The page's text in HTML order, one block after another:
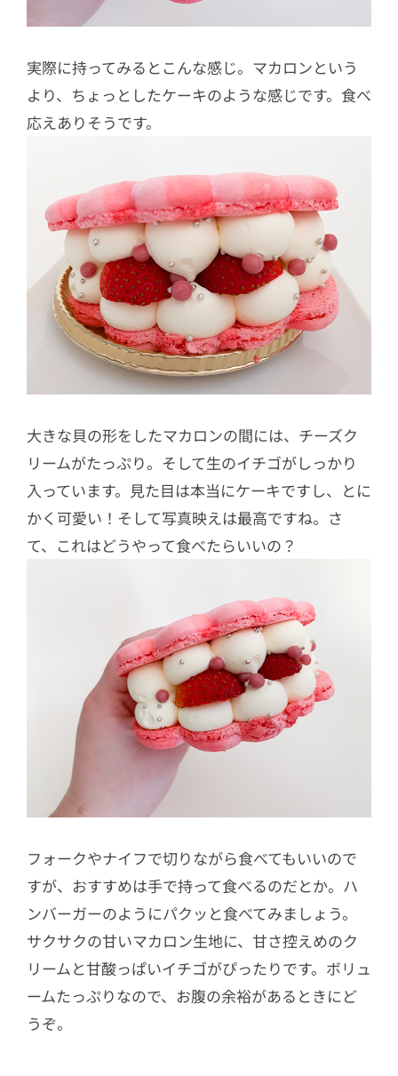
実際に持ってみるとこんな感じ。マカロンという
より、ちょっとしたケーキのような感じです。食べ
応えありそうです。
大きな貝の形をしたマカロンの間には、チーズク
リームがたっぷり。そして生のイチゴがしっかり
入っています。見た目は本当にケーキですし、とに
かく可愛い！そして写真映えは最高ですね。さ
て、これはどうやって食べたらいいの？
フォークやナイフで切りながら食べてもいいので
すが、おすすめは手で持って食べるのだとか。ハ
ンバーガーのようにパクッと食べてみましょう。
サクサクの甘いマカロン生地に、甘さ控えめのク
リームと甘酸っぱいイチゴがぴったりです。ボリュ
ームたっぷりなので、お腹の余裕があるときにど
うぞ。